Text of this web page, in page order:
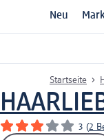
Neu
Startseite
3 (2